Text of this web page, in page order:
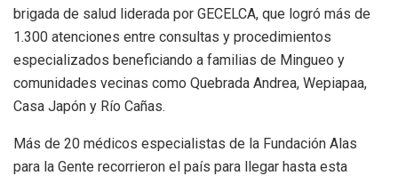
brigada de salud liderada por GECELCA, que logró más de
1.300 atenciones entre consultas y procedimientos
especializados beneficiando a familias de Mingueo y
comunidades vecinas como Quebrada Andrea, Wepiapaa,
Casa Japón y Río Cañas.
Más de 20 médicos especialistas de la Fundación Alas
para la Gente recorrieron el país para llegar hasta esta